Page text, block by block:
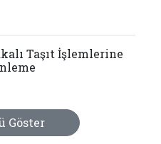
Taşıt İşlemlerine
Göster